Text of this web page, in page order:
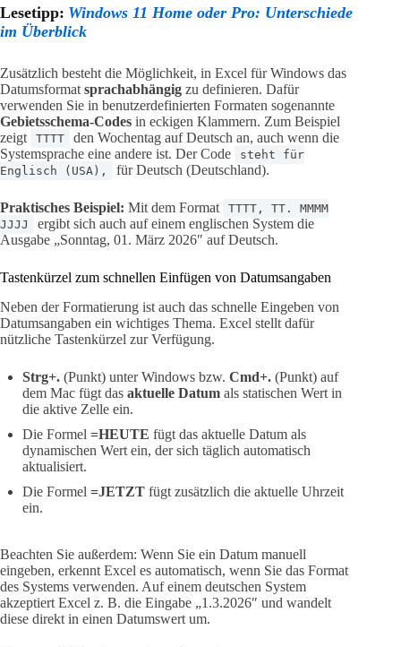
Lesetipp: Windows 11 Home oder Pro: Unterschiede
im Überblick
Zusätzlich besteht die Möglichkeit, in Excel für Windows das
Datumsformat sprachabhängig zu definieren. Dafür
verwenden Sie in benutzerdefinierten Formaten sogenannte
Gebietsschema-Codes in eckigen Klammern. Zum Beispiel
zeigt
TTTT
den Wochentag auf Deutsch an, auch wenn die
Systemsprache eine andere ist. Der Code
steht für
Englisch (USA),
für Deutsch (Deutschland).
Praktisches Beispiel: Mit dem Format
TTTT, TT. MMMM
JJJJ
ergibt sich auch auf einem englischen System die
Ausgabe „Sonntag, 01. März 2026″ auf Deutsch.
Tastenkürzel zum schnellen Einfügen von Datumsangaben
Neben der Formatierung ist auch das schnelle Eingeben von
Datumsangaben ein wichtiges Thema. Excel stellt dafür
nützliche Tastenkürzel zur Verfügung.
Strg+. (Punkt) unter Windows bzw. Cmd+. (Punkt) auf
dem Mac fügt das aktuelle Datum als statischen Wert in
die aktive Zelle ein.
Die Formel =HEUTE fügt das aktuelle Datum als
dynamischen Wert ein, der sich täglich automatisch
aktualisiert.
Die Formel =JETZT fügt zusätzlich die aktuelle Uhrzeit
ein.
Beachten Sie außerdem: Wenn Sie ein Datum manuell
eingeben, erkennt Excel es automatisch, wenn Sie das Format
des Systems verwenden. Auf einem deutschen System
akzeptiert Excel z. B. die Eingabe „1.3.2026″ und wandelt
diese direkt in einen Datumswert um.